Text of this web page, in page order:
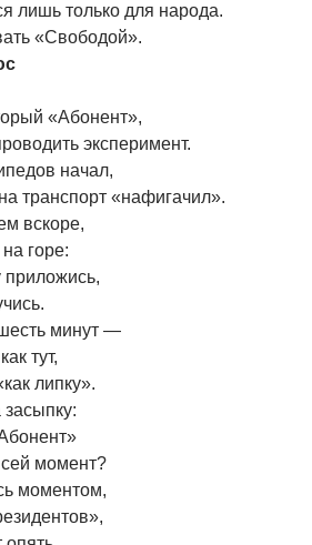
лишь только для народа.
«Свободой».
«Абонент»,
эксперимент.
начал,
транспорт «нафигачил».
вскоре,
горе:
минут —
тут,
липку».
момент?
моментом,